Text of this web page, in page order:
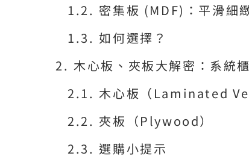
密集板 (MDF)：平滑細
如何選擇？
木心板、夾板大解密：系統
木心板（Laminated
夾板（Plywood）
選購小提示